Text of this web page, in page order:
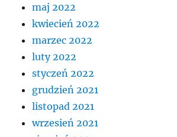
maj 2022
kwiecień 2022
marzec 2022
luty 2022
styczeń 2022
grudzień 2021
listopad 2021
wrzesień 2021